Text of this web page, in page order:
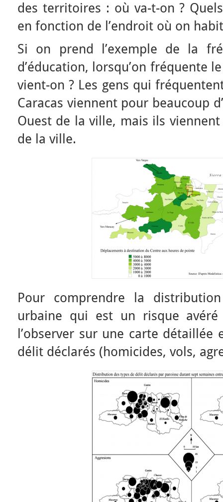
des territoires : où va-t-on ?
en fonction de l’endroit où on
Si on prend l’exemple de la
d’éducation, lorsqu’on fréquente
vient-on ? Les gens qui
Caracas viennent pour beaucoup
Ouest de la ville, mais ils
de la ville.
Pour comprendre la
urbaine qui est un risque
l’observer sur une carte
délit déclarés (homicides, vols,